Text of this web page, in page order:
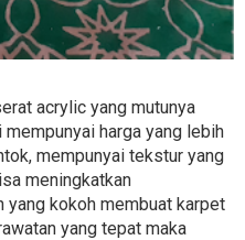
acrylic yang mutunya
harga yang lebih
mempunyai tekstur yang
meningkatkan
yang kokoh membuat karpet
yang tepat maka